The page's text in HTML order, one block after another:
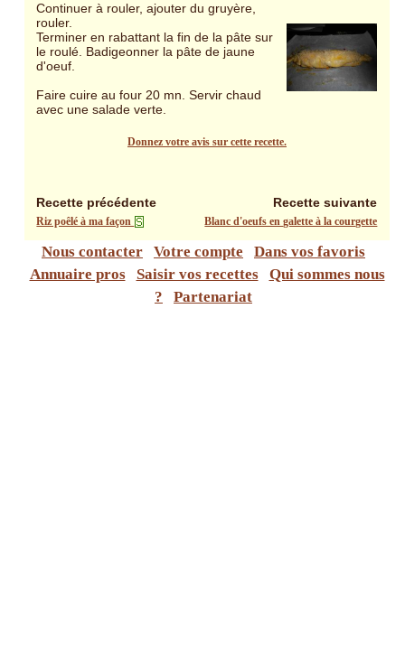
Continuer à rouler, ajouter du gruyère,
rouler.
Terminer en rabattant la fin de la pâte sur
le roulé. Badigeonner la pâte de jaune
d'oeuf.
Faire cuire au four 20 mn. Servir chaud
avec une salade verte.
Donnez votre avis sur cette recette.
Recette précédente Recette suivante
Riz poêlé à ma façon Blanc d'oeufs en galette à la courgette
Nous contacter Votre compte
Dans vos favoris
Annuaire pros
Saisir vos recettes
Qui sommes nous
?
Partenariat